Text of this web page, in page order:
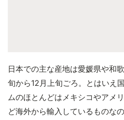
日本での主な産地は愛媛県や和
旬から12月上旬ごろ。とはいえ
ムのほとんどはメキシコやアメ
ど海外から輸入しているものな